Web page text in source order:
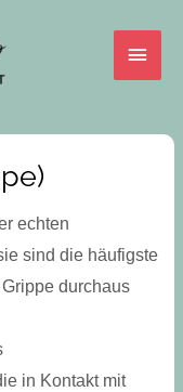
Main
echten
sind die häufigste
durchaus
in Kontakt mit